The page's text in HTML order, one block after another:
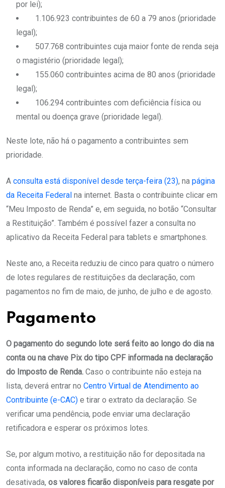
por lei);
1.106.923 contribuintes de 60 a 79 anos (prioridade
legal);
507.768 contribuintes cuja maior fonte de renda seja
o magistério (prioridade legal);
155.060 contribuintes acima de 80 anos (prioridade
legal);
106.294 contribuintes com deficiência física ou
mental ou doença grave (prioridade legal).
Neste lote, não há o pagamento a contribuintes sem
prioridade.
A consulta está disponível desde terça-feira (23), na página
da Receita Federal na internet. Basta o contribuinte clicar em
“Meu Imposto de Renda” e, em seguida, no botão “Consultar
a Restituição”. Também é possível fazer a consulta no
aplicativo da Receita Federal para tablets e smartphones.
Neste ano, a Receita reduziu de cinco para quatro o número
de lotes regulares de restituições da declaração, com
pagamentos no fim de maio, de junho, de julho e de agosto.
Pagamento
O pagamento do segundo lote será feito ao longo do dia na
conta ou na chave Pix do tipo CPF informada na declaração
do Imposto de Renda. Caso o contribuinte não esteja na
lista, deverá entrar no Centro Virtual de Atendimento ao
Contribuinte (e-CAC) e tirar o extrato da declaração. Se
verificar uma pendência, pode enviar uma declaração
retificadora e esperar os próximos lotes.
Se, por algum motivo, a restituição não for depositada na
conta informada na declaração, como no caso de conta
desativada, os valores ficarão disponíveis para resgate por